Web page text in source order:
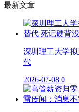
最新文章
深圳理工大学
代
2026-07-08 0